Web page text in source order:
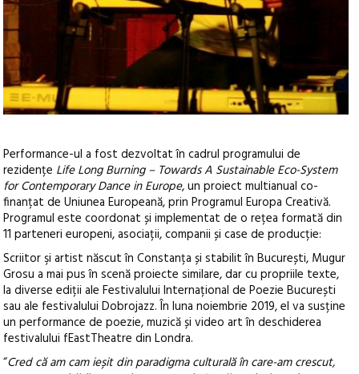
Performance-ul a fost dezvoltat în cadrul programului de
rezidențe Life Long Burning – Towards A Sustainable Eco-System
for Contemporary Dance in Europe, un proiect multianual co-
finanțat de Uniunea Europeană, prin Programul Europa Creativă.
Programul este coordonat și implementat de o rețea formată din
11 parteneri europeni, asociații, companii și case de producție:
Scriitor şi artist născut în Constanța și stabilit în București, Mugur
Grosu a mai pus în scenă proiecte similare, dar cu propriile texte,
la diverse ediții ale Festivalului Internațional de Poezie București
sau ale festivalului Dobrojazz. În luna noiembrie 2019, el va susține
un performance de poezie, muzică și video art în deschiderea
festivalului fEastTheatre din Londra.
“Cred că am cam ieșit din paradigma culturală în care-am crescut,